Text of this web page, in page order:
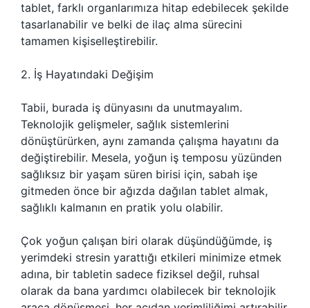
tablet, farklı organlarımıza hitap edebilecek şekilde
tasarlanabilir ve belki de ilaç alma sürecini
tamamen kişiselleştirebilir.
2. İş Hayatındaki Değişim
Tabii, burada iş dünyasını da unutmayalım.
Teknolojik gelişmeler, sağlık sistemlerini
dönüştürürken, aynı zamanda çalışma hayatını da
değiştirebilir. Mesela, yoğun iş temposu yüzünden
sağlıksız bir yaşam süren birisi için, sabah işe
gitmeden önce bir ağızda dağılan tablet almak,
sağlıklı kalmanın en pratik yolu olabilir.
Çok yoğun çalışan biri olarak düşündüğümde, iş
yerimdeki stresin yarattığı etkileri minimize etmek
adına, bir tabletin sadece fiziksel değil, ruhsal
olarak da bana yardımcı olabilecek bir teknolojik